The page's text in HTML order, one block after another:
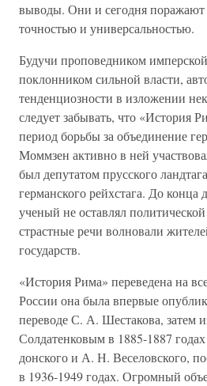
выводы. Они и сегодня поражают
точностью и универсальностью.
Будучи проповедником
поклонником сильной власти,
тенденциозности в изложении
следует забывать, что «История
период борьбы за объединение
Моммзен активно в ней
был депутатом прусского
германского рейхстага. До
ученый не оставлял
страстные речи волновали
государств.
«История Рима» переведена на
России она была впервые
переводе С. А. Шестакова, затем
Солдатенковым в 1885-1887
донского и А. Н. Веселовского,
в 1936-1949 годах. Огромный